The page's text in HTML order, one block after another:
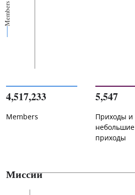
Members
4,517,233
Members
5,547
Приходы и
небольшие
приходы
Миссии